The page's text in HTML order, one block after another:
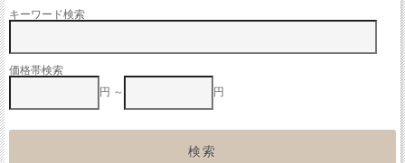
キーワード検索
価格帯検索
円 ～
円